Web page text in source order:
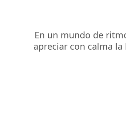
En un mundo de
apreciar con calma